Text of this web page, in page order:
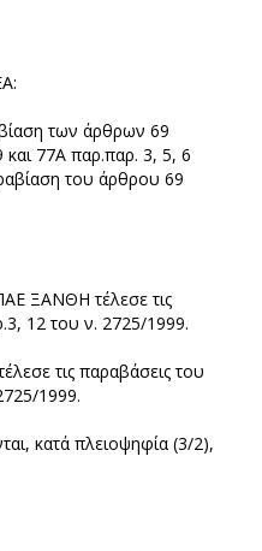
των άρθρων 69
77Α παρ.παρ. 3, 5, 6
του άρθρου 69
ΞΑΝΘΗ τέλεσε τις
12 του ν. 2725/1999.
τις παραβάσεις του
1999.
κατά πλειοψηφία (3/2),